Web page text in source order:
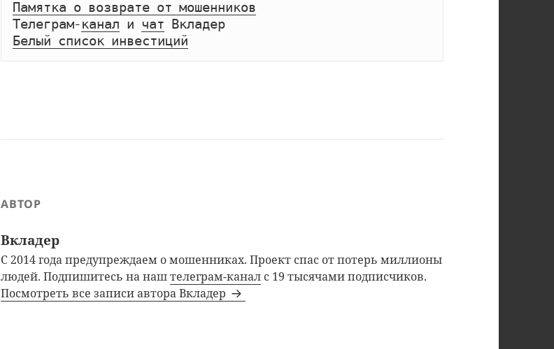
Памятка о возврате от мошенников
Телеграм- канал и чат
Вкладер
Белый список инвестиций
АВТОР
Вкладер
С 2014 года предупреждаем о мошенниках. Проект спас от потерь миллионы
людей. Подпишитесь на наштелеграм-канал с 19 тысячами подписчиков.
Посмотреть все записи автора Вкладер